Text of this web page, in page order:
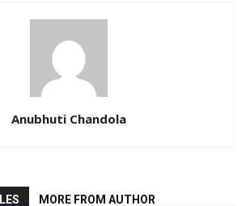
Anubhuti Chandola
MORE FROM AUTHOR